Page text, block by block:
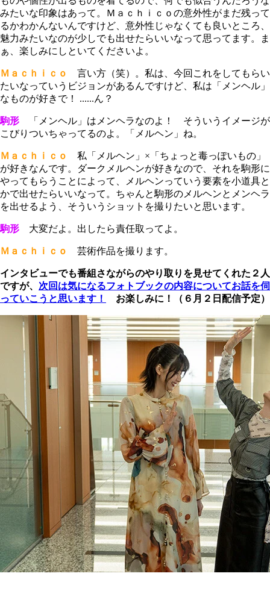
みたいな印象はあって。Ｍａｃｈｉｃｏの意外性がまだ残って
るかわかんないんですけど、意外性じゃなくても良いところ、
魅力みたいなのが少しでも出せたらいいなって思ってます。ま
ぁ、楽しみにしといてくださいよ。
Ｍａｃｈｉｃｏ
言い方（笑）。私は、今回これをしてもらい
たいなっていうビジョンがあるんですけど、私は「メンヘル」
なものが好きで！ ......ん？
駒形 「メンヘル」はメンヘラなのよ！ そういうイメージが
こびりついちゃってるのよ。「メルヘン」ね。
Ｍａｃｈｉｃｏ
私「メルヘン」×「ちょっと毒っぽいもの」
が好きなんです。ダークメルヘンが好きなので、それを駒形に
やってもらうことによって、メルヘンっていう要素を小道具と
かで出せたらいいなって。ちゃんと駒形のメルヘンとメンヘラ
を出せるよう、そういうショットを撮りたいと思います。
駒形 大変だよ。出したら責任取ってよ。
Ｍａｃｈｉｃｏ 芸術作品を撮ります。
インタビューでも番組さながらのやり取りを見せてくれた２人
ですが、 次回は気になるフォトブックの内容についてお話を伺
っていこうと思います！
お楽しみに！（６月２日配信予定）